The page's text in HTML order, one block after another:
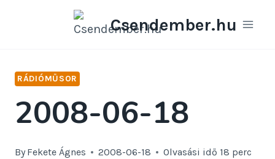
Csendember.hu
RÁDIÓMŰSOR
2008-06-18
By Fekete Ágnes 2008-06-18 Olvasási idő 18 perc